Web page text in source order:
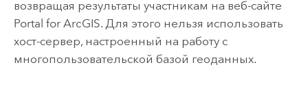
возвращая результаты участникам на веб-сайте
Portal for ArcGIS. Для этого нельзя использовать
хост-сервер, настроенный на работу с
многопользовательской базой геоданных.